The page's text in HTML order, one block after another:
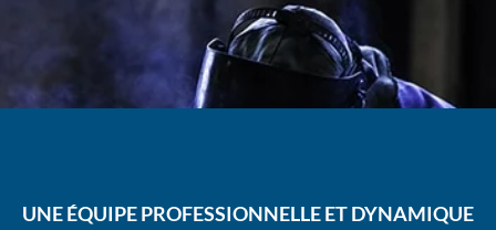
UNE ÉQUIPE PROFESSIONNELLE ET DYNAMIQUE